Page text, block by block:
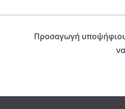
Προσαγωγή υποψήφιου